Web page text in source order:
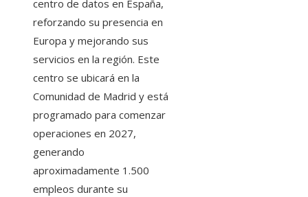
centro de datos en España,
reforzando su presencia en
Europa y mejorando sus
servicios en la región. Este
centro se ubicará en la
Comunidad de Madrid y está
programado para comenzar
operaciones en 2027,
generando
aproximadamente 1.500
empleos durante su